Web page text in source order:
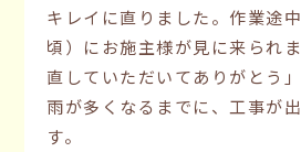
キレイに直りました。作業途
頃）にお施主様が見に来られ
直していただいてありがとう
雨が多くなるまでに、工事が
す。